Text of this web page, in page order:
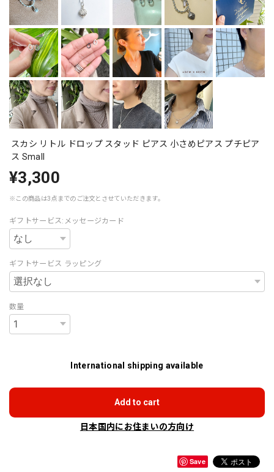
スカシ リトル ドロップ スタッド ピアス 小さめピアス プチピア
ス Small
¥3,300
※この商品は3点までのご注文とさせていただきます。
ギフトサービス:メッセージカード
ギフトサービス ラッピング
数量
International shipping available
Add to cart
日本国内にお住まいの方向け
Save